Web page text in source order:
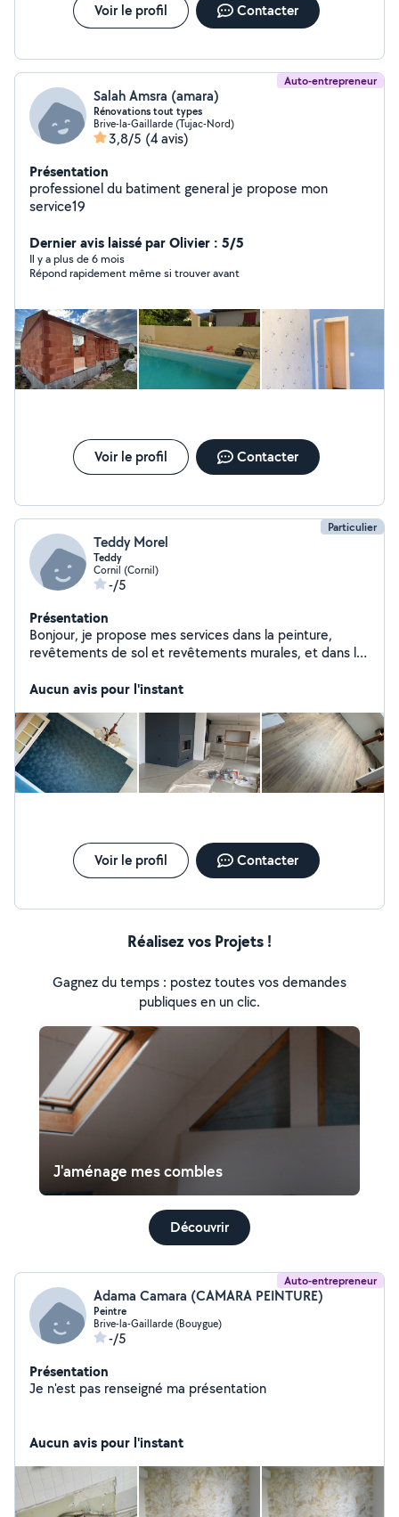
Voir le profil Contacter
Auto-entrepreneur
Salah Amsra (amara)
Rénovations tout types
Brive-la-Gaillarde (Tujac-Nord)
3,8/5 (4 avis)
Présentation
professionel du batiment general je propose mon
service19
Dernier avis laissé par Olivier : 5/5
Il y a plus de 6 mois
Répond rapidement même si trouver avant
Voir le profil Contacter
Particulier
Teddy Morel
Teddy
Cornil (Cornil)
-/5
Présentation
Bonjour, je propose mes services dans la peinture,
revêtements de sol et revêtements murales, et dans le
Aucun avis pour l'instant
Voir le profil Contacter
Réalisez vos Projets !
Gagnez du temps : postez toutes vos demandes
publiques en un clic.
J'aménage mes combles
Découvrir
Auto-entrepreneur
Adama Camara (CAMARA PEINTURE)
Peintre
Brive-la-Gaillarde (Bouygue)
-/5
Présentation
Je n'est pas renseigné ma présentation
Aucun avis pour l'instant